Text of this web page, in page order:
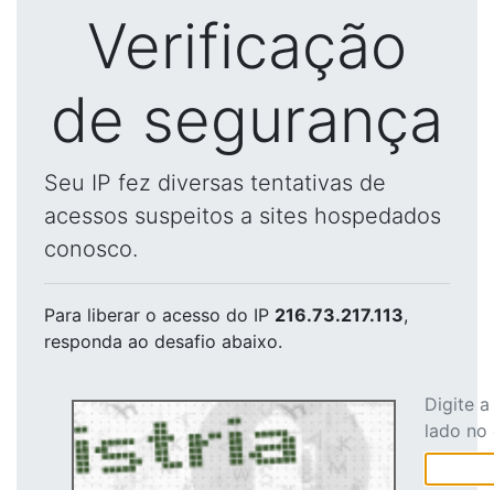
Verificação
de segurança
Seu IP fez diversas tentativas de
acessos suspeitos a sites hospedados
conosco.
Para liberar o acesso do IP 216.73.217.113,
responda ao desafio abaixo.
Digite
lado no